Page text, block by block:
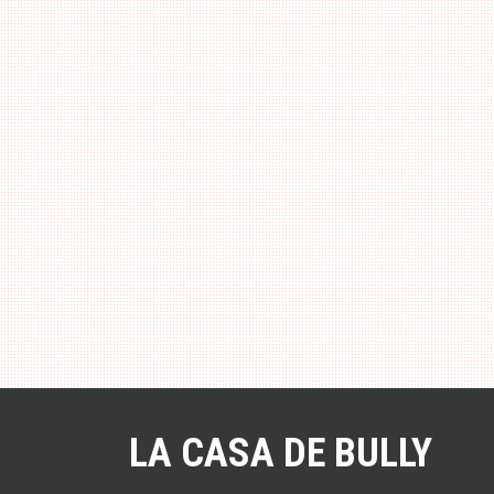
l
LA CASA DE BULLY